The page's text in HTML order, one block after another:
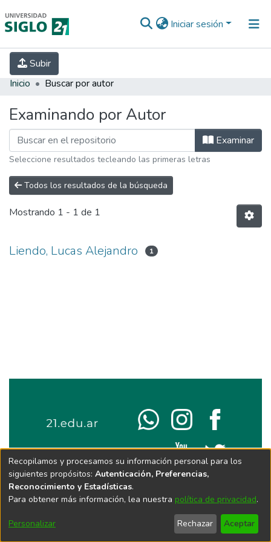
Iniciar sesión
Subir
INICIO EBOOK21
INVESTIGACIÓN
Inicio Buscar por autor
Examinando por Autor
Examinar
Seleccione resultados tecleando las primeras letras
Todos los resultados de la búsqueda
Mostrando 1 - 1 de 1
Liendo, Lucas Alejandro 1
Recopilamos y procesamos su información personal para los
siguientes propósitos: Autenticación, Preferencias,
Reconocimiento y Estadísticas.
Para obtener más información, lea nuestra política de privacidad.
Personalizar Rechazar Aceptar